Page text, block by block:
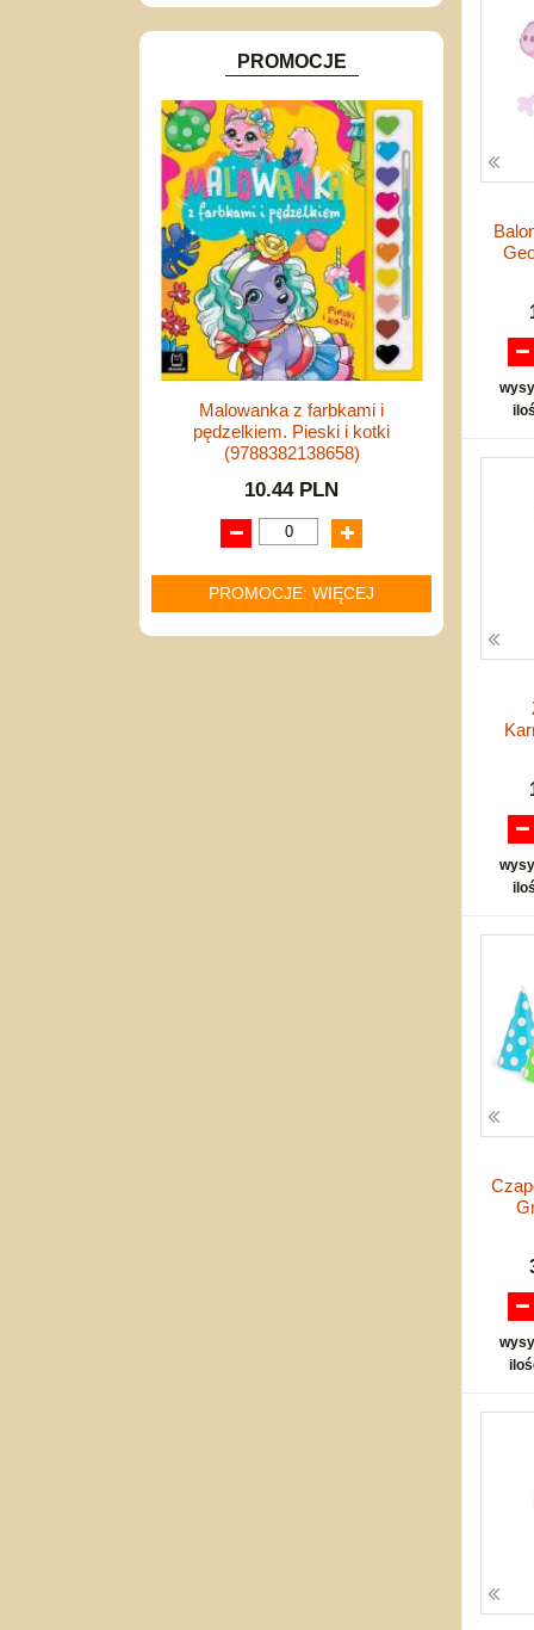
Inne
PROMOCJE
Malowanka z farbkami i
pędzelkiem. Pieski i kotki
(9788382138658)
10.44 PLN
PROMOCJE: WIĘCEJ